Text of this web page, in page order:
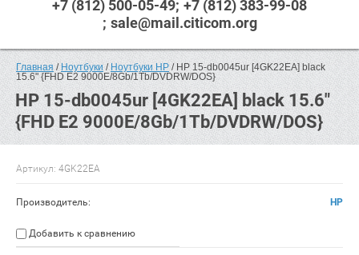
+7 (812) 500-05-49 +7 (812) 383-99-08
sale@mail.citicom.org
Главная / Ноутбуки / Ноутбуки HP / HP 15-db0045ur [4GK22EA] black
15.6" {FHD E2 9000E/8Gb/1Tb/DVDRW/DOS}
HP 15-db0045ur [4GK22EA] black 15.6"
{FHD E2 9000E/8Gb/1Tb/DVDRW/DOS}
Артикул: 4GK22EA
Производитель: HP
Добавить к сравнению